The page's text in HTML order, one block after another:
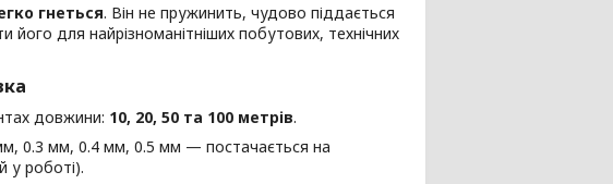
гнеться. Він не пружинить, чудово піддається
для найрізноманітніших побутових, технічних
довжини: 10, 20, 50 та 100 метрів.
0.3 мм, 0.4 мм, 0.5 мм — постачається на
у роботі).